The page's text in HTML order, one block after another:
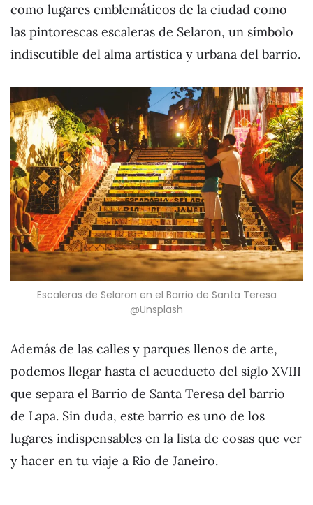
como lugares emblemáticos de la ciudad como
las pintorescas escaleras de Selaron, un símbolo
indiscutible del alma artística y urbana del barrio.
Escaleras de Selaron en el Barrio de Santa Teresa
@Unsplash
Además de las calles y parques llenos de arte,
podemos llegar hasta el acueducto del siglo XVIII
que separa el Barrio de Santa Teresa del barrio
de Lapa. Sin duda, este barrio es uno de los
lugares indispensables en la lista de cosas que ver
y hacer en tu viaje a Rio de Janeiro.